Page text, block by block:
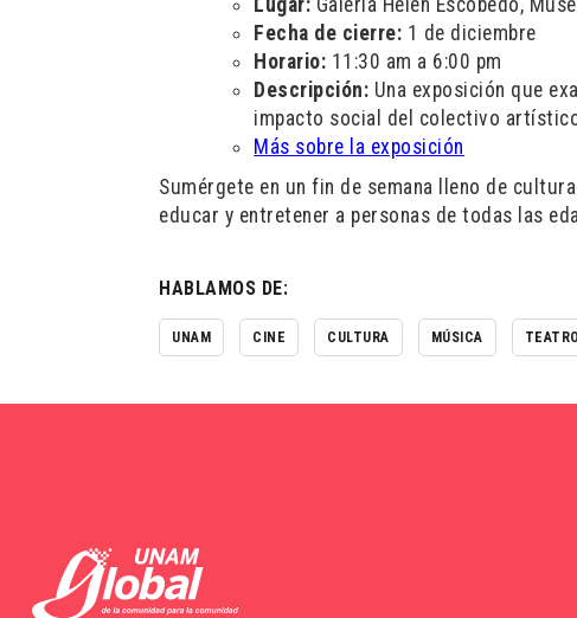
Lugar: Galería Helen Escobedo,
Fecha de cierre: 1 de diciembre
Horario: 11:30 am a 6:00 pm
Descripción: Una exposición que
impacto social del colectivo artístico
Más sobre la exposición
Sumérgete en un fin de semana lleno de
educar y entretener a personas de todas las
HABLAMOS DE:
UNAM CINE CULTURA MÚSICA TEATRO